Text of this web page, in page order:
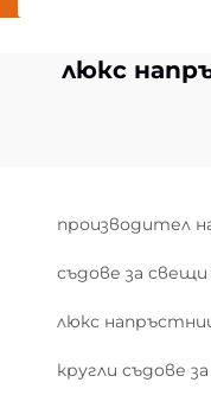
люкс
производител
съдове за
люкс
кругли съдове